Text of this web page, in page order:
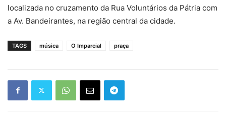
localizada no cruzamento da Rua Voluntários da Pátria com
a Av. Bandeirantes, na região central da cidade.
TAGS música O Imparcial praça